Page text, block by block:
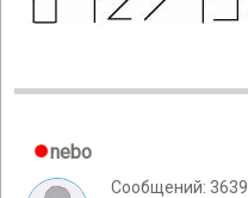
nebo
Сообщений: 3639